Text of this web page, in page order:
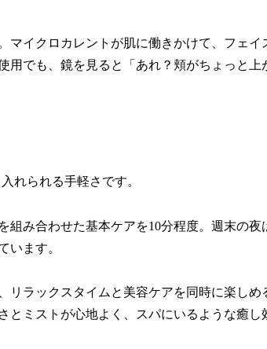
マイクロカレントが肌に働きかけて、フェイ
でも、鏡を見ると「あれ？頬がちょっと上
れられる手軽さです。
み合わせた基本ケアを10分程度。週末の夜
います。
ラックスタイムと美容ケアを同時に楽しめ
とミストが心地よく、スパにいるような癒し